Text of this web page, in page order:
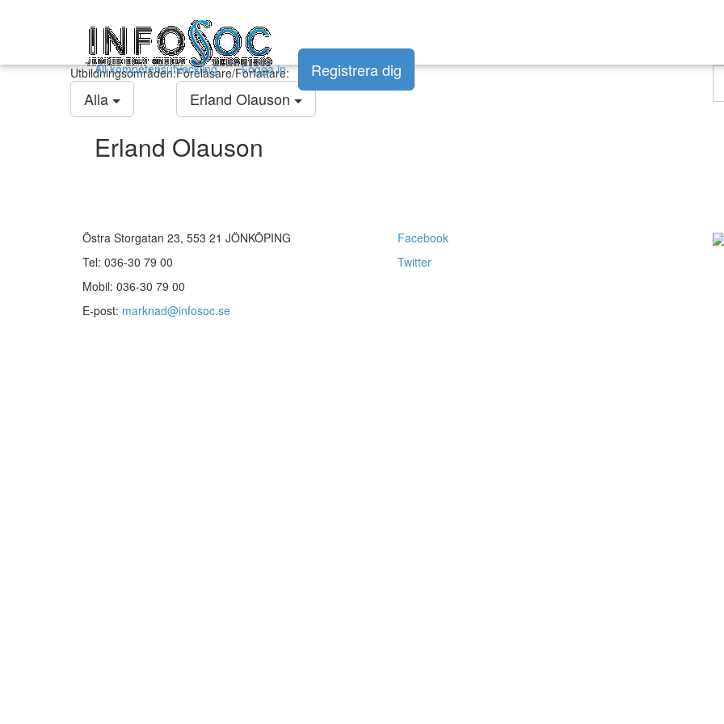
Infosoc
kompetensutveckling
All kompetensutveckling Logga in Registrera dig
Utbildningsområden:
Alla
Föreläsare/Författare:
Erland Olauson
Erland Olauson
Östra Storgatan 23, 553 21 JÖNKÖPING
Tel: 036-30 79 00
Mobil: 036-30 79 00
E-post: marknad@infosoc.se
Facebook
Twitter